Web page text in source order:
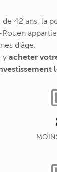
42 ans, la
d'âge.
y acheter